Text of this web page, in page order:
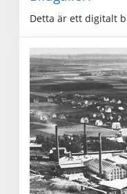
Detta är ett digitalt